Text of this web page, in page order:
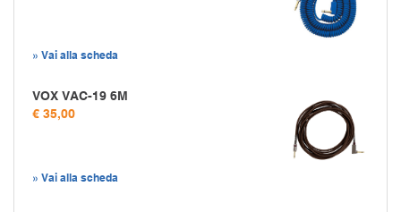
» Vai alla scheda
VOX VAC-19 6M
€ 35,00
» Vai alla scheda